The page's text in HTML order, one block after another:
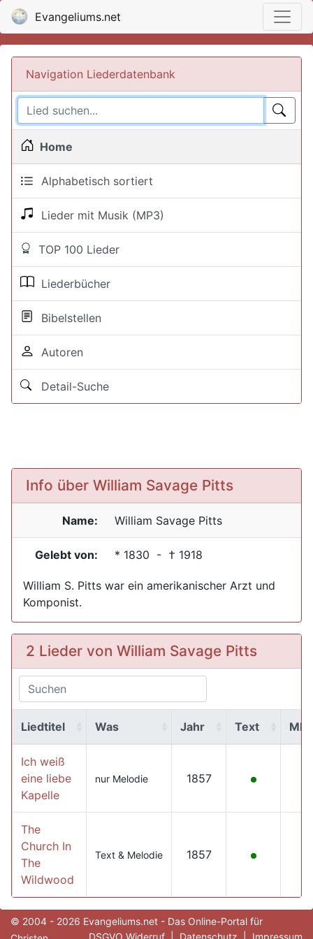
Evangeliums.net
Navigation Liederdatenbank
Home
Alphabetisch sortiert
Lieder mit Musik (MP3)
TOP 100 Lieder
Liederbücher
Bibelstellen
Autoren
Detail-Suche
Info über William Savage Pitts
Name: William Savage Pitts
Gelebt von: * 1830 - † 1918
William S. Pitts war ein amerikanischer Arzt und
Komponist.
2 Lieder von William Savage Pitts
Liedtitel Was Jahr Text
Ich weiß
eine liebe
Kapelle
nur Melodie 1857
The
Church In
The
Wildwood
Text & Melodie 1857
© 2004 - 2026 Evangeliums.net - Das Online-Portal für
DSGVO Widerruf Datenschutz Impressum